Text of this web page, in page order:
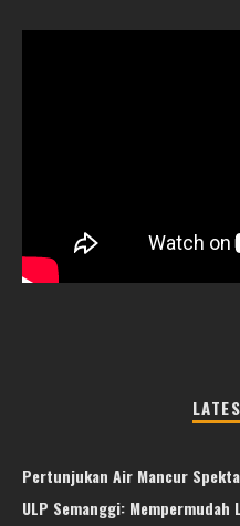
Pertunjukan Air Mancur
ULP Semanggi: